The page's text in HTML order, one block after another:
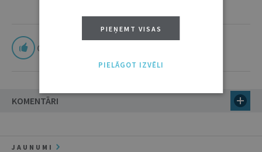
0
KOMENTĀRI
JAUNUMI
PIEŅEMT VISAS
PIELĀGOT IZVĒLI